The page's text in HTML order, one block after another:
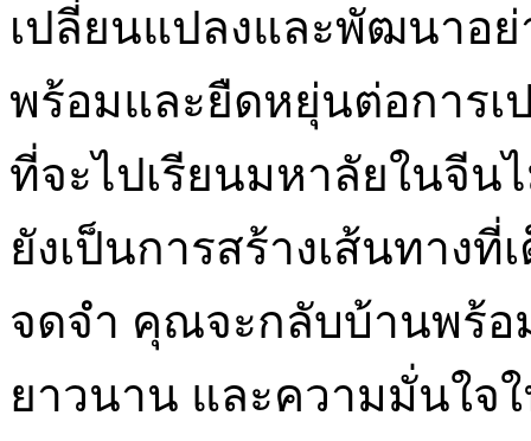
เปลี่ยนแปลงและพัฒนาอ
พร้อมและยืดหยุ่นต่อการเ
ที่จะไปเรียนมหาลัยในจีน
ยังเป็นการสร้างเส้นทาง
จดจำ คุณจะกลับบ้านพร้
ยาวนาน และความมั่นใจ